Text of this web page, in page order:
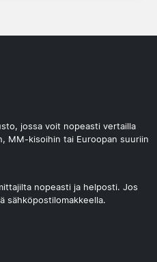
jossa voit nopeasti vertailla
MM-kisoihin tai Euroopan suuriin
nopeasti ja helposti. Jos
sähköpostilomakkeella.